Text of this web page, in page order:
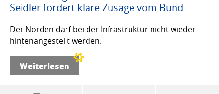
Seidler fordert klare Zusage vom Bund
Der Norden darf bei der Infrastruktur nicht wieder
hintenangestellt werden.
Weiterlesen